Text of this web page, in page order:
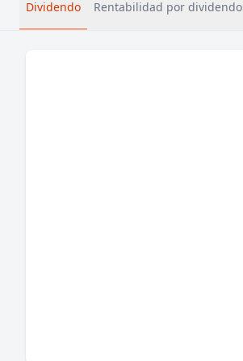
Dividendo Rentabilidad por dividendo